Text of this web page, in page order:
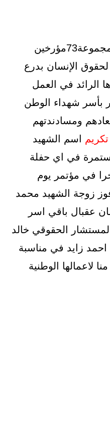
من مجموعة73مؤرخين
الإنسان بدرع
الرائد في العمل
بأسر شهداء الوطن
ومسادندتهم
تكريم اسم الشهيد
في اي حفلة
في مؤتمر يوم
فوز زوجة الشهيد محمد
عقبال باقي اسر
الحقوقي خالد
زايد في مناسبة
لاعمالها الوطنية